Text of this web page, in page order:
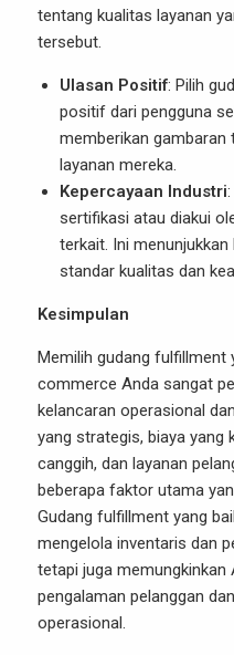
tentang kualitas layanan
tersebut.
Ulasan Positif: Pilih
positif dari pengguna
memberikan gambaran
layanan mereka.
Kepercayaan Industri
sertifikasi atau diakui
terkait. Ini
standar kualitas dan
Kesimpulan
Memilih gudang fulfillment
commerce Anda sangat
kelancaran operasional
yang strategis, biaya yang
canggih, dan layanan
beberapa faktor utama
Gudang fulfillment yang
mengelola inventaris dan
tetapi juga memungkinkan
pengalaman pelanggan
operasional.